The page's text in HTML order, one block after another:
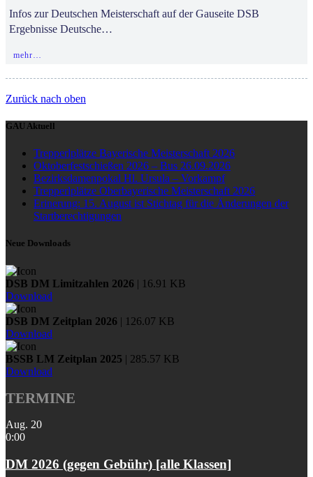
Infos zur Deutschen Meisterschaft auf der Gauseite DSB
Ergebnisse Deutsche…
mehr…
Zurück nach oben
GAU Aktuell
Trepperlplätze Bayerische Meisterschaft 2026
Oktoberfestschießen 2026 – Bus 26.09.2026
Bezirksdamenpokal Hl. Ursula – Vorkampf
Trepperlplätze Oberbayerische Meisterschaft 2026
Erinerung: 15. August ist Stichtag für die Änderungen der
Startberechtigungen
Neue Downloads
DSB DM Limitzahlen 2026 | 16.91 KB
Download
DSB DM Zeitplan 2026 | 126.07 KB
Download
BSSB LM Zeitplan 2025 | 285.57 KB
Download
TERMINE
Aug. 20
0:00
DM 2026 (gegen Gebühr) [alle Klassen]